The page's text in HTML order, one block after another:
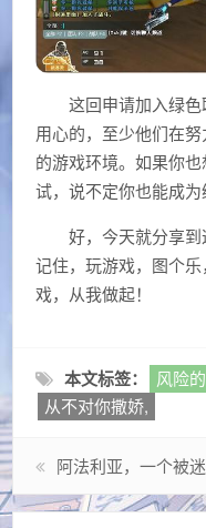
这回申请加入绿
用心的，至少他们在
的游戏环境。如果你
试，说不定你也能成为
好，今天就分享到
记住，玩游戏，图个
戏，从我做起！
本文标签： 风险
从不对你撒娇,
阿法利亚，一个被迷雾笼罩的千年文